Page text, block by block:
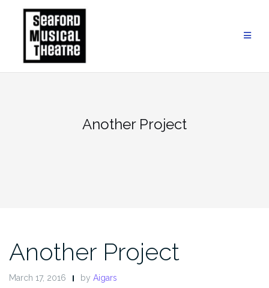
Another Project
Another Project
March 17, 2016 by Aigars